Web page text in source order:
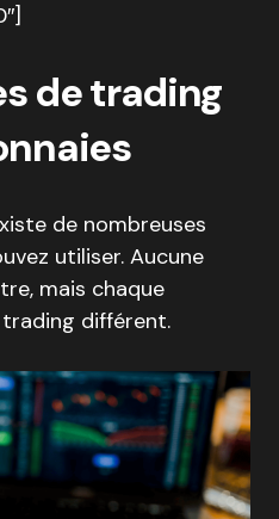
de trading
de nombreuses
utiliser. Aucune
mais chaque
différent.